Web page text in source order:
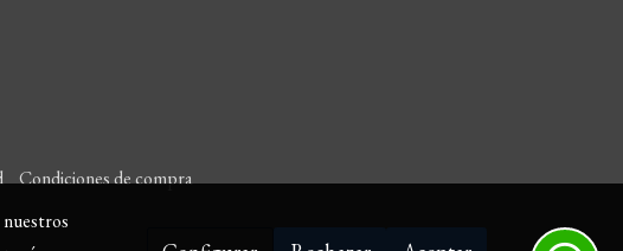
Condiciones de compra